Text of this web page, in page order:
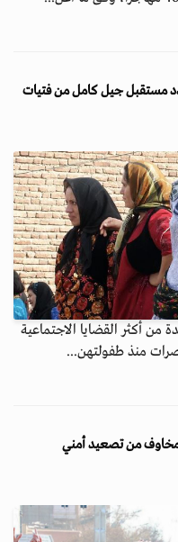
مستقبل جيل كامل من فتيات
من أكثر القضايا الاجتماعية
منذ طفولتهن...
مخاوف من تصعيد أمني